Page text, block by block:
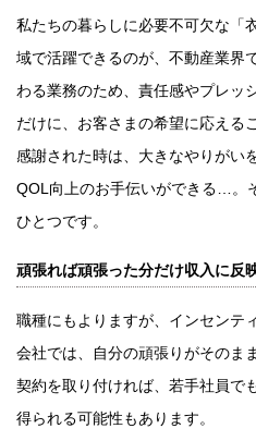
私たちの暮らしに必要不可欠な「
域で活躍できるのが、不動産業界
わる業務のため、責任感やプレッ
だけに、お客さまの希望に応える
感謝された時は、大きなやりがい
QOL向上のお手伝いができる…。
ひとつです。
頑張れば頑張った分だけ収入に反
職種にもよりますが、インセンテ
会社では、自分の頑張りがそのま
契約を取り付ければ、若手社員で
得られる可能性もあります。